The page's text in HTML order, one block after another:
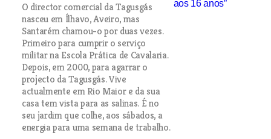
O director comercial da Tagusgás
nasceu em Ílhavo, Aveiro, mas
Santarém chamou-o por duas vezes.
Primeiro para cumprir o serviço
militar na Escola Prática de Cavalaria.
Depois, em 2000, para agarrar o
projecto da Tagusgás. Vive
actualmente em Rio Maior e da sua
casa tem vista para as salinas. É no
seu jardim que colhe, aos sábados, a
energia para uma semana de trabalho.